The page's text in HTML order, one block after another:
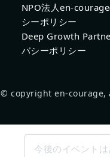
NPO法人en-
シーポリシー
Deep Growth
バシーポリシー
© copyright en-courage,
今後のイベント